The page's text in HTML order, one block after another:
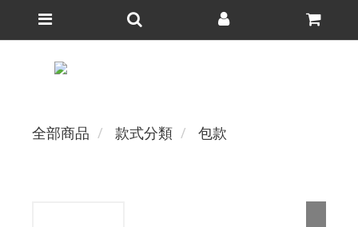
全部商品 款式分類 包款